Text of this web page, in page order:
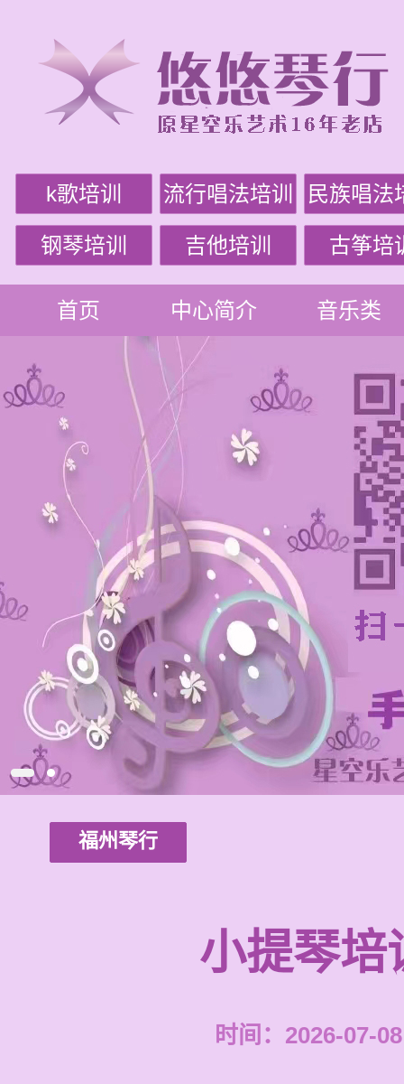
k歌培训 流行唱法培训 民族唱法
钢琴培训 吉他培训 古筝培
首页 中心简介 音乐类
福州琴行
小提琴培
时间：2026-07-